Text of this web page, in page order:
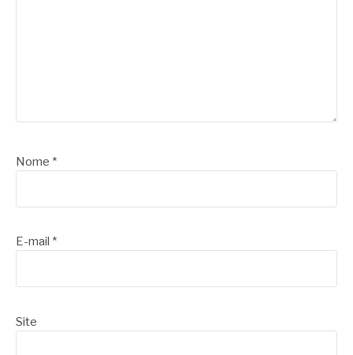
Nome *
E-mail *
Site